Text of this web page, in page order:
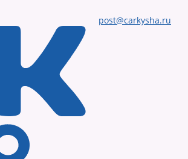
post@carkysha.ru